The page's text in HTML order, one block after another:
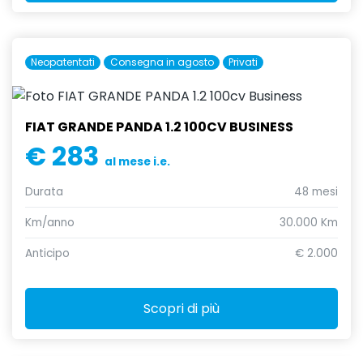
Neopatentati Consegna in agosto Privati
FIAT GRANDE PANDA 1.2 100CV BUSINESS
€ 283 al mese i.e.
Durata
48 mesi
Km/anno
30.000 Km
Anticipo
€ 2.000
Scopri di più